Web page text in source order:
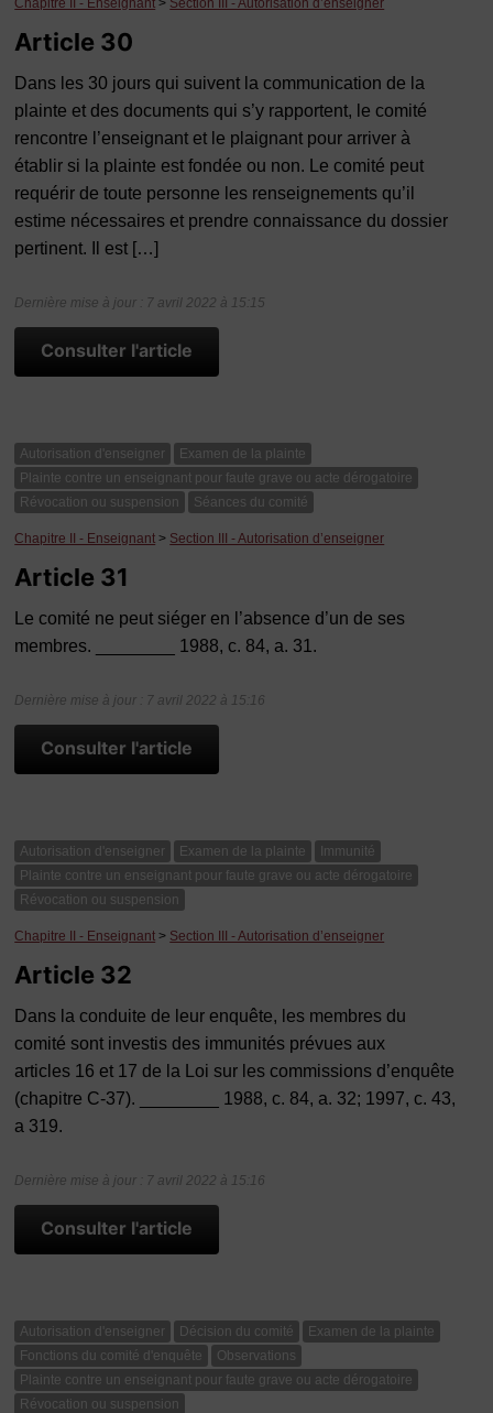
Chapitre II - Enseignant > Section III - Autorisation d’enseigner
Article 30
Dans les 30 jours qui suivent la communication de la
plainte et des documents qui s’y rapportent, le comité
rencontre l’enseignant et le plaignant pour arriver à
établir si la plainte est fondée ou non. Le comité peut
requérir de toute personne les renseignements qu’il
estime nécessaires et prendre connaissance du dossier
pertinent. Il est […]
Dernière mise à jour : 7 avril 2022 à 15:15
Consulter l'article
Autorisation d'enseigner
Examen de la plainte
Plainte contre un enseignant pour faute grave ou acte dérogatoire
Révocation ou suspension
Séances du comité
Chapitre II - Enseignant > Section III - Autorisation d’enseigner
Article 31
Le comité ne peut siéger en l’absence d’un de ses
membres. ________ 1988, c. 84, a. 31.
Dernière mise à jour : 7 avril 2022 à 15:16
Consulter l'article
Autorisation d'enseigner Examen de la plainte
Immunité
Plainte contre un enseignant pour faute grave ou acte dérogatoire
Révocation ou suspension
Chapitre II - Enseignant > Section III - Autorisation d’enseigner
Article 32
Dans la conduite de leur enquête, les membres du
comité sont investis des immunités prévues aux
articles 16 et 17 de la Loi sur les commissions d’enquête
(chapitre C‑37). ________ 1988, c. 84, a. 32; 1997, c. 43,
a 319.
Dernière mise à jour : 7 avril 2022 à 15:16
Consulter l'article
Autorisation d'enseigner Décision du comité
Examen de la plainte
Fonctions du comité d'enquête
Observations
Plainte contre un enseignant pour faute grave ou acte dérogatoire
Révocation ou suspension